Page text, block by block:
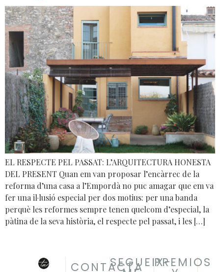
EL RESPECTE PEL PASSAT: L’ARQUITECTURA HONESTA
DEL PRESENT Quan em van proposar l’encàrrec de la
reforma d’una casa a l’Empordà no puc amagar que em va
fer una il·lusió especial per dos motius: per una banda
perquè les reformes sempre tenen quelcom d’especial, la
pàtina de la seva història, el respecte pel passat, i les […]
CONTACTA
SEGUEIX-PREMIOS